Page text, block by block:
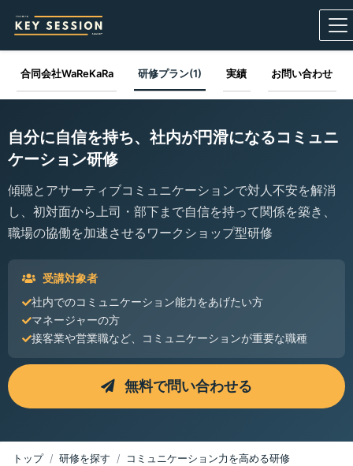
合同会社WaReKaRa 研修プラン(1) 実績 お問い合わせ
自分に自信を持ち、社内が円滑になるコミュニ
ケーション研修
傾聴とアサーティブコミュニケーションで対人不安を解消
し、初対面から上司・部下まで自信を持って関係を築き、
職場の協働を加速させるワークショップ型研修
受講対象者
社内でのコミュニケーション能力をあげたい方
マネージャーの方
接客業や営業職など、コミュニケーションが重要な職種
無料で問い合わせる
トップ 研修を探す
コミュニケーション力を高める研修